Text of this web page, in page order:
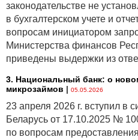
законодательстве не
в бухгалтерском учете и
вопросам инициатором
Министерства финансов
приведены выдержки из
3. Национальный банк: о
микрозаймов | 05.05.2026
23 апреля 2026 г. вступил в
Беларусь от 17.10.2025 №
по вопросам